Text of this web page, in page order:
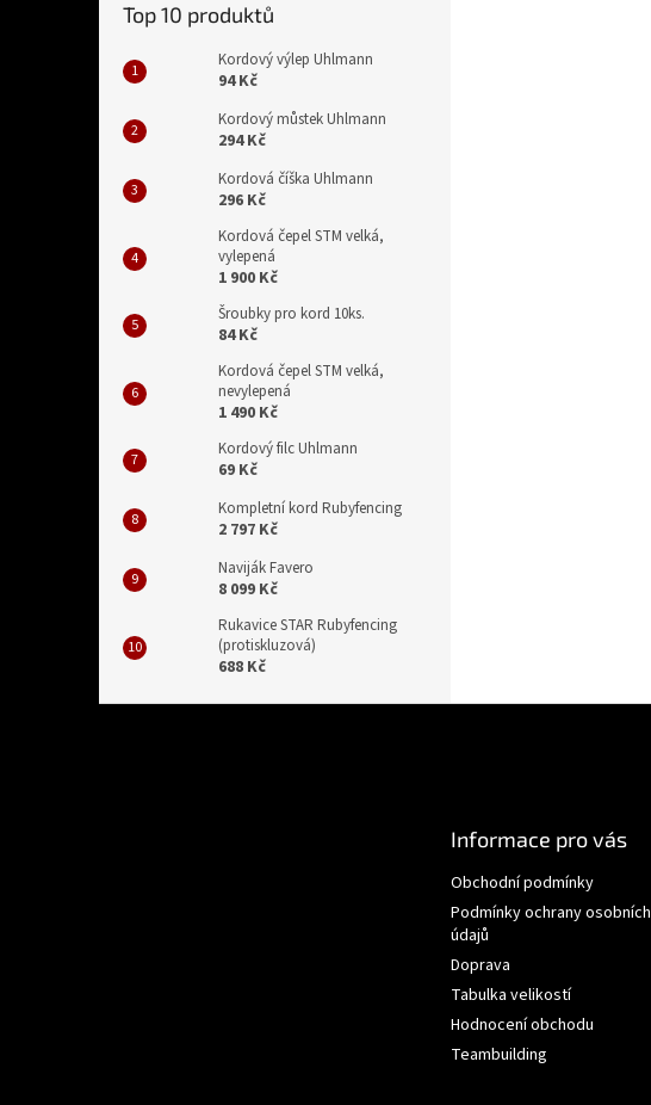
Top 10 produktů
Kordový výlep Uhlmann
94 Kč
Kordový můstek Uhlmann
294 Kč
Kordová číška Uhlmann
296 Kč
Kordová čepel STM velká,
vylepená
1 900 Kč
Šroubky pro kord 10ks.
84 Kč
Kordová čepel STM velká,
nevylepená
1 490 Kč
Kordový filc Uhlmann
69 Kč
Kompletní kord Rubyfencing
2 797 Kč
Naviják Favero
8 099 Kč
Rukavice STAR Rubyfencing
(protiskluzová)
688 Kč
Informace pro vás
Obchodní podmínky
Podmínky ochrany osobních
údajů
Doprava
Tabulka velikostí
Hodnocení obchodu
Teambuilding